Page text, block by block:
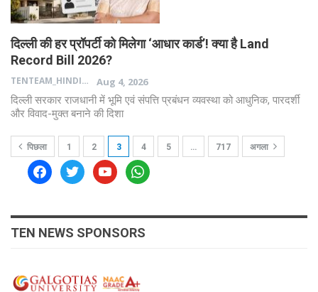
दिल्ली की हर प्रॉपर्टी को मिलेगा ‘आधार कार्ड’! क्या है Land
Record Bill 2026?
TENTEAM_HINDI
Aug 4, 2026
दिल्ली सरकार राजधानी में भूमि एवं संपत्ति प्रबंधन व्यवस्था को आधुनिक, पारदर्शी
और विवाद-मुक्त बनाने की दिशा
पिछला 1 2 3 4 5 … 717 अगला
facebooktwitteryoutubewhatsapp
TEN NEWS SPONSORS